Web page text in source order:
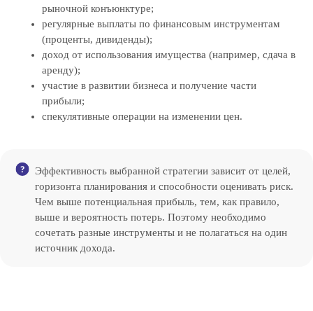
рыночной конъюнктуре;
регулярные выплаты по финансовым инструментам
(проценты, дивиденды);
доход от использования имущества (например, сдача в
аренду);
участие в развитии бизнеса и получение части
прибыли;
спекулятивные операции на изменении цен.
Эффективность выбранной стратегии зависит от целей,
горизонта планирования и способности оценивать риск.
Чем выше потенциальная прибыль, тем, как правило,
выше и вероятность потерь. Поэтому необходимо
сочетать разные инструменты и не полагаться на один
источник дохода.